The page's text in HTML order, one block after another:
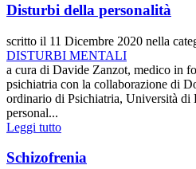
Disturbi della personalità
scritto il 11 Dicembre 2020 nella
DISTURBI MENTALI
a cura di Davide Zanzot, medico in
psichiatria con la collaborazione di
ordinario di Psichiatria, Università di
personal...
Leggi tutto
Schizofrenia